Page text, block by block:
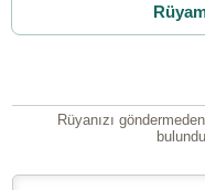
Rüyanızı